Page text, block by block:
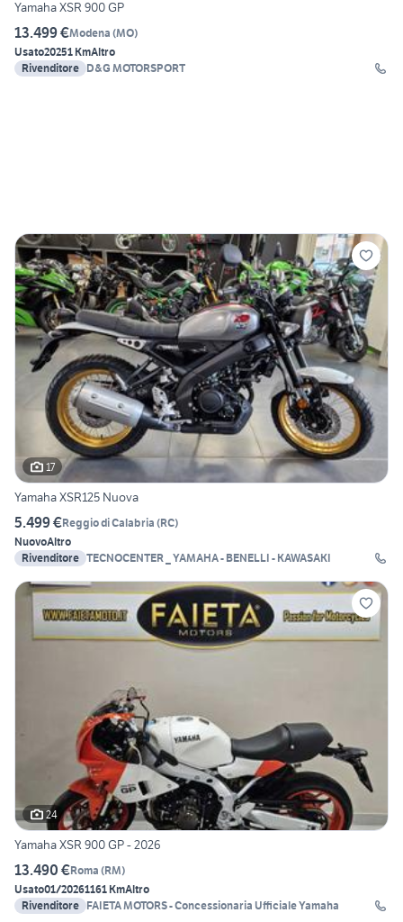
Yamaha XSR 900 GP
13.499 €Modena (MO)
Usato20251 KmAltro
Rivenditore D&G MOTORSPORT
17
Yamaha XSR125 Nuova
5.499 €Reggio di Calabria (RC)
NuovoAltro
Rivenditore TECNOCENTER _ YAMAHA - BENELLI - KAWASAKI
24
Yamaha XSR 900 GP - 2026
13.490 €Roma (RM)
Usato01/20261161 KmAltro
Rivenditore FAIETA MOTORS - Concessionaria Ufficiale Yamaha